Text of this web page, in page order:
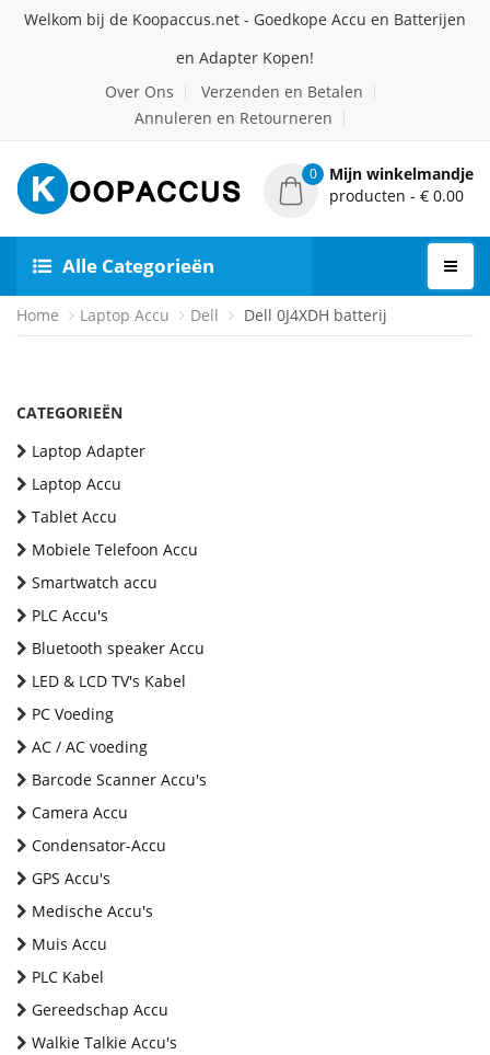
Welkom bij de Koopaccus.net - Goedkope Accu en Batterijen
en Adapter Kopen!
Over Ons
Verzenden en Betalen
Annuleren en Retourneren
0
Mijn winkelmandje
producten - € 0.00
Alle Categorieën
Home Laptop Accu Dell Dell 0J4XDH batterij
CATEGORIEËN
Laptop Adapter
Laptop Accu
Tablet Accu
Mobiele Telefoon Accu
Smartwatch accu
PLC Accu's
Bluetooth speaker Accu
LED & LCD TV's Kabel
PC Voeding
AC / AC voeding
Barcode Scanner Accu's
Camera Accu
Condensator-Accu
GPS Accu's
Medische Accu's
Muis Accu
PLC Kabel
Gereedschap Accu
Walkie Talkie Accu's